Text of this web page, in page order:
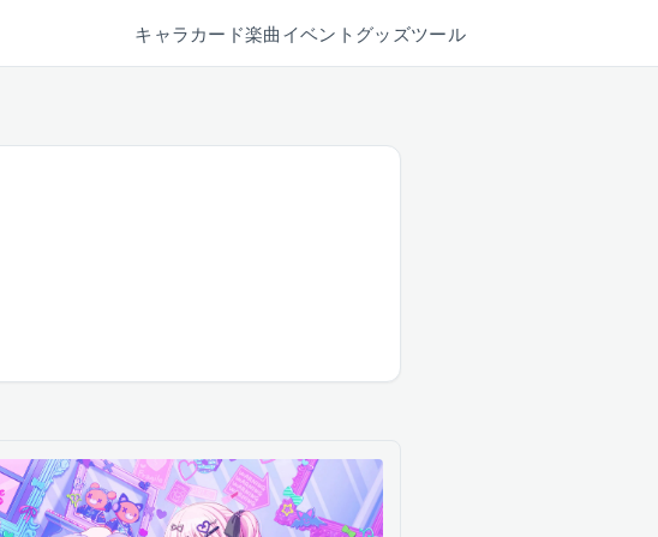
キャラ カード楽曲 イベント グッズツール